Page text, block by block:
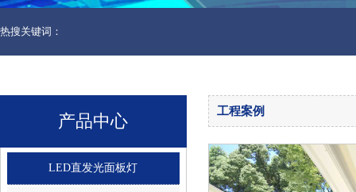
热搜关键词：
产品中心
LED直发光面板灯
工程案例